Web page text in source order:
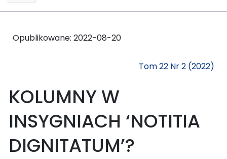
Opublikowane: 2022-08-20
Tom 22 Nr 2 (2022)
KOLUMNY W
INSYGNIACH ‘NOTITIA
DIGNITATUM’?